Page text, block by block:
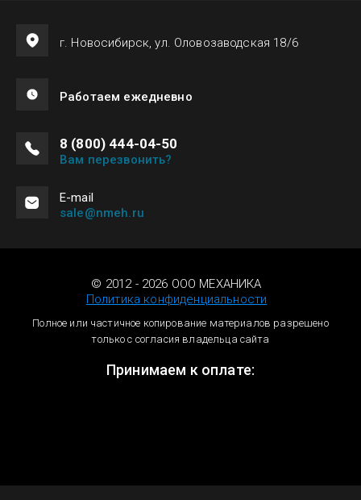
г. Новосибирск, ул. Оловозаводская 18/6
Работаем ежедневно
8 (800) 444-04-50
Вам перезвонить?
Е-mail
sale@nmeh.ru
© 2012 - 2026 ООО МЕХАНИКА
Политика конфиденциальности
Полное или частичное копирование материалов разрешено
только с согласия владельца сайта
Принимаем к оплате: